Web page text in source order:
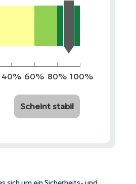
40% 60% 80% 100%
Scheint stabil